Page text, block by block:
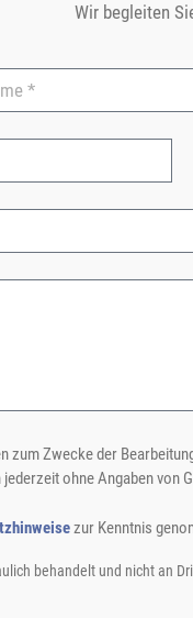
Wir begleiten
zum Zwecke der
ohne Angaben von
zur Kenntnis
behandelt und nicht an